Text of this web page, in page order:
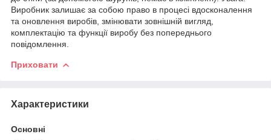
Виробник залишає за собою право в процесі вдосконалення
та оновлення виробів, змінювати зовнішній вигляд,
комплектацію та функції виробу без попереднього
повідомлення.
Приховати
Характеристики
Основні